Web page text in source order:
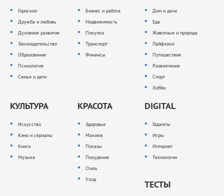
Гороскоп
Дружба и любовь
Духовное развитие
Законодательство
Образование
Психология
Семья и дети
Бизнес и работа
Недвижимость
Покупки
Транспорт
Финансы
Дом и дача
Еда
Животные и природа
Лайфхаки
Путешествия
Развлечения
Спорт
Хобби
КУЛЬТУРА
Искусство
Кино и сериалы
Книги
Музыка
КРАСОТА
Здоровье
Макияж
Показы
Похудение
Стиль
Уход
DIGITAL
Гаджеты
Игры
Интернет
Технологии
ТЕСТЫ